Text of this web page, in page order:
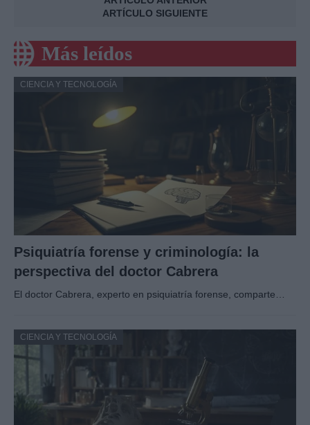
ARTÍCULO SIGUIENTE
Más leídos
CIENCIA Y TECNOLOGÍA
Psiquiatría forense y criminología: la
perspectiva del doctor Cabrera
El doctor Cabrera, experto en psiquiatría forense, comparte…
CIENCIA Y TECNOLOGÍA